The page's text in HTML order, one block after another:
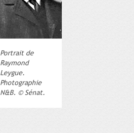
Portrait de
Raymond
Leygue.
Photographie
N&B. © Sénat.